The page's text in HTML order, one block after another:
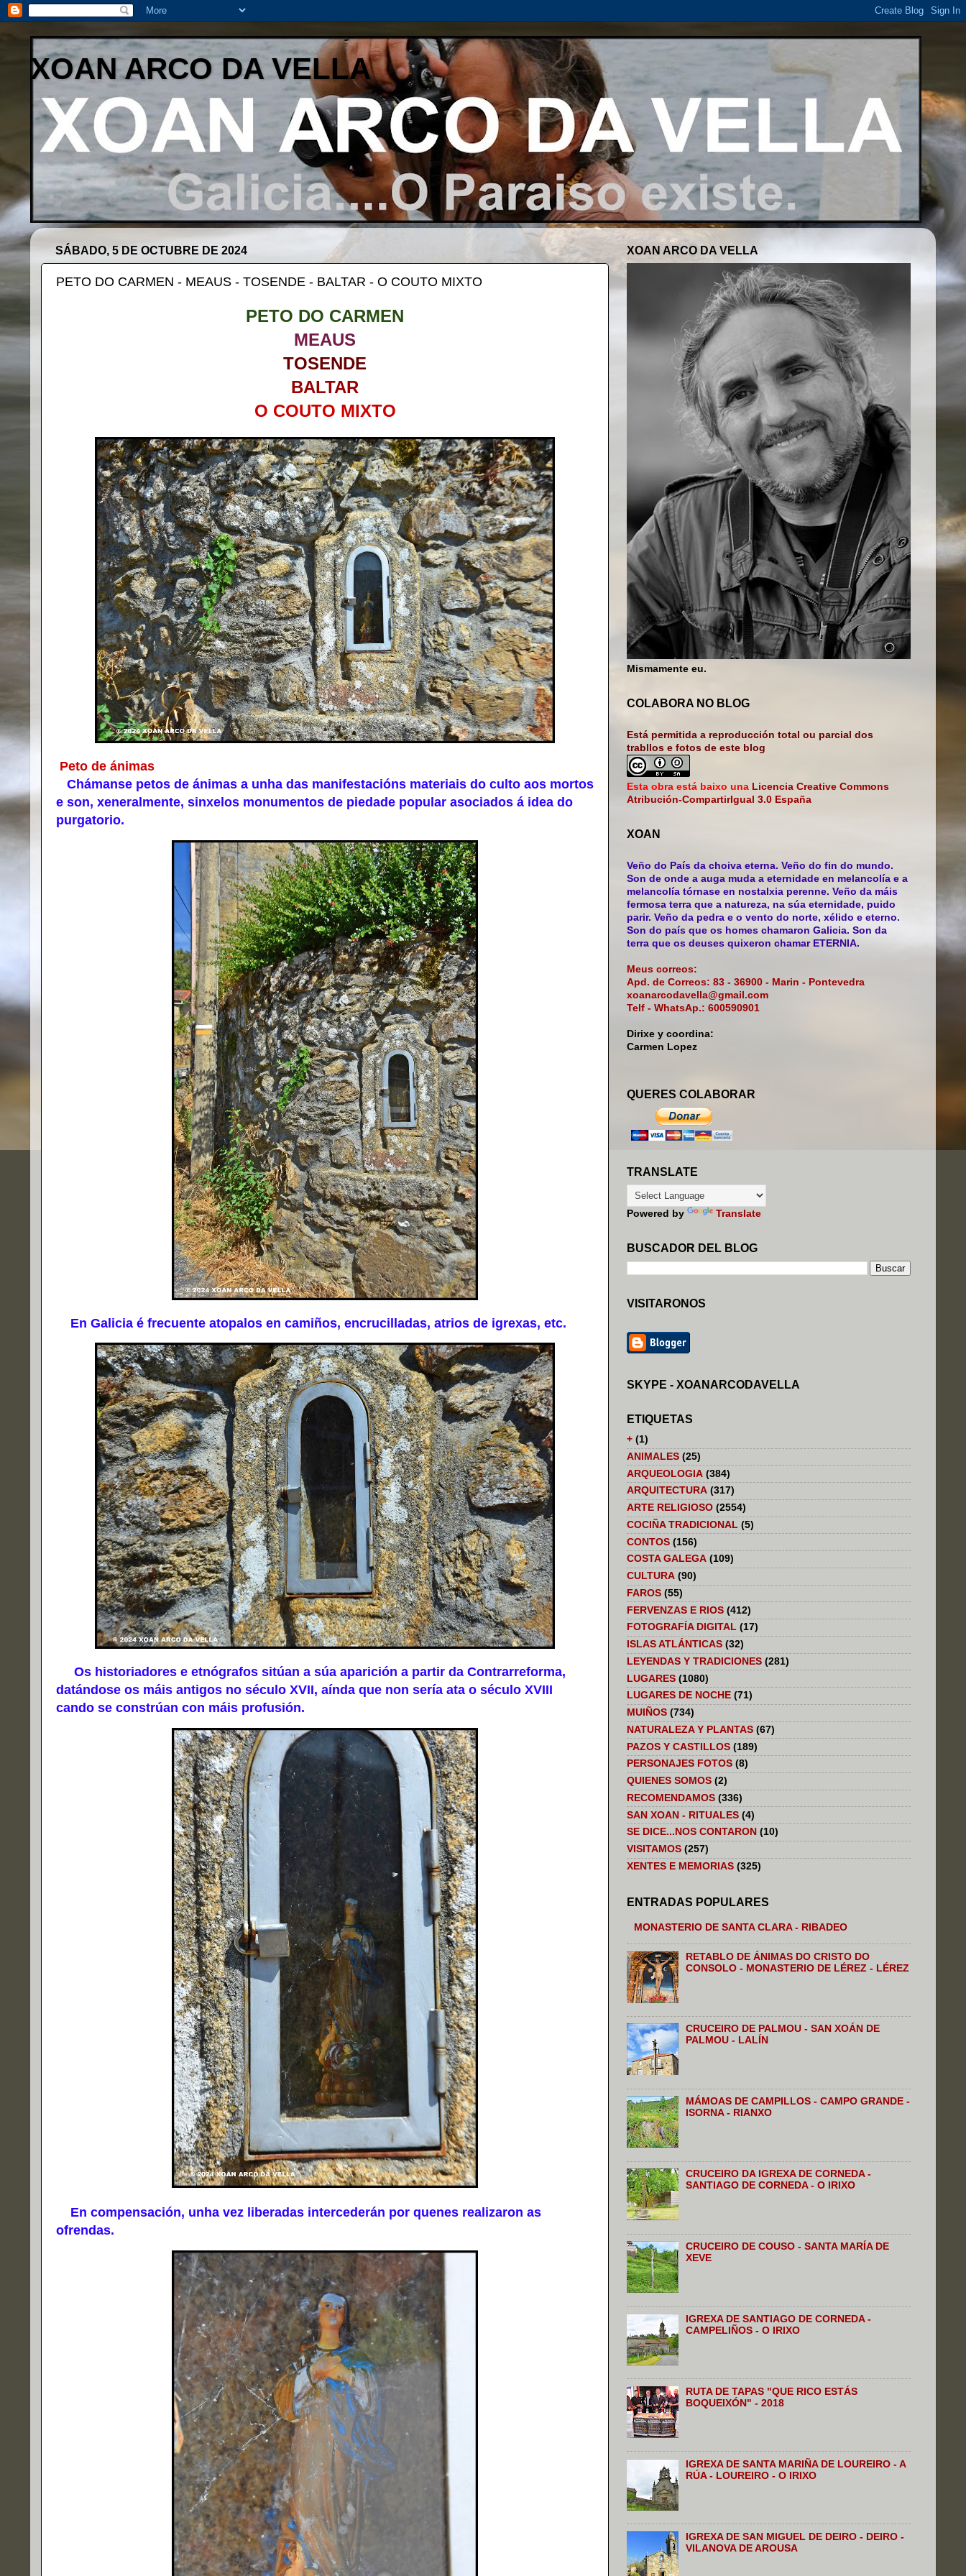
XOAN ARCO DA VELLA
SÁBADO, 5 DE OCTUBRE DE 2024
PETO DO CARMEN - MEAUS - TOSENDE - BALTAR - O COUTO MIXTO
PETO DO CARMEN
MEAUS
TOSENDE
BALTAR
O COUTO MIXTO
Peto de ánimas
Chámanse petos de ánimas a unha das manifestacións materiais do culto aos mortos
e son, xeneralmente, sinxelos monumentos de piedade popular asociados á idea do
purgatorio.
En Galicia é frecuente atopalos en camiños, encrucilladas, atrios de igrexas, etc.
Os historiadores e etnógrafos sitúan a súa aparición a partir da Contrarreforma,
datándose os máis antigos no século XVII, aínda que non sería ata o século XVIII
cando se constrúan con máis profusión.
En compensación, unha vez liberadas intercederán por quenes realizaron as
ofrendas.
XOAN ARCO DA VELLA
Mismamente eu.
COLABORA NO BLOG
Está permitida a reproducción total ou parcial dos
trabllos e fotos de este blog
Esta obra está baixo una Licencia Creative Commons
Atribución-CompartirIgual 3.0 España
XOAN
Veño do País da choiva eterna. Veño do fin do mundo.
Son de onde a auga muda a eternidade en melancolía e a
melancolía tórnase en nostalxia perenne. Veño da máis
fermosa terra que a natureza, na súa eternidade, puido
parir. Veño da pedra e o vento do norte, xélido e eterno.
Son do país que os homes chamaron Galicia. Son da
terra que os deuses quixeron chamar ETERNIA.
Meus correos:
Apd. de Correos: 83 - 36900 - Marin - Pontevedra
xoanarcodavella@gmail.com
Telf - WhatsAp.: 600590901
Dirixe y coordina:
Carmen Lopez
QUERES COLABORAR
TRANSLATE
Powered by Translate
BUSCADOR DEL BLOG
VISITARONOS
SKYPE - XOANARCODAVELLA
ETIQUETAS
+ (1)
ANIMALES (25)
ARQUEOLOGIA (384)
ARQUITECTURA (317)
ARTE RELIGIOSO (2554)
COCIÑA TRADICIONAL (5)
CONTOS (156)
COSTA GALEGA (109)
CULTURA (90)
FAROS (55)
FERVENZAS E RIOS (412)
FOTOGRAFÍA DIGITAL (17)
ISLAS ATLÁNTICAS (32)
LEYENDAS Y TRADICIONES (281)
LUGARES (1080)
LUGARES DE NOCHE (71)
MUIÑOS (734)
NATURALEZA Y PLANTAS (67)
PAZOS Y CASTILLOS (189)
PERSONAJES FOTOS (8)
QUIENES SOMOS (2)
RECOMENDAMOS (336)
SAN XOAN - RITUALES (4)
SE DICE...NOS CONTARON (10)
VISITAMOS (257)
XENTES E MEMORIAS (325)
ENTRADAS POPULARES
MONASTERIO DE SANTA CLARA - RIBADEO
RETABLO DE ÁNIMAS DO CRISTO DO
CONSOLO - MONASTERIO DE LÉREZ - LÉREZ
CRUCEIRO DE PALMOU - SAN XOÁN DE
PALMOU - LALÍN
MÁMOAS DE CAMPILLOS - CAMPO GRANDE -
ISORNA - RIANXO
CRUCEIRO DA IGREXA DE CORNEDA -
SANTIAGO DE CORNEDA - O IRIXO
CRUCEIRO DE COUSO - SANTA MARÍA DE
XEVE
IGREXA DE SANTIAGO DE CORNEDA -
CAMPELIÑOS - O IRIXO
RUTA DE TAPAS "QUE RICO ESTÁS
BOQUEIXÓN" - 2018
IGREXA DE SANTA MARIÑA DE LOUREIRO - A
RÚA - LOUREIRO - O IRIXO
IGREXA DE SAN MIGUEL DE DEIRO - DEIRO -
VILANOVA DE AROUSA